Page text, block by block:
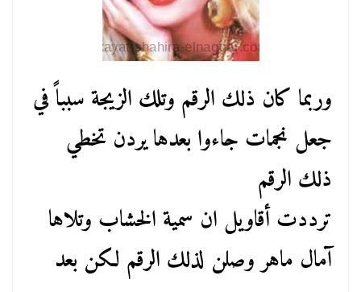
وربما كان ذلك الرقم وتلك الزيجة سبباً في
جعل نجمات جاءوا بعدها يردن تخطي
ذلك الرقم
ترددت أقاويل ان سمية الخشاب وتلاها
آمال ماهر وصلن لذلك الرقم لكن بعد